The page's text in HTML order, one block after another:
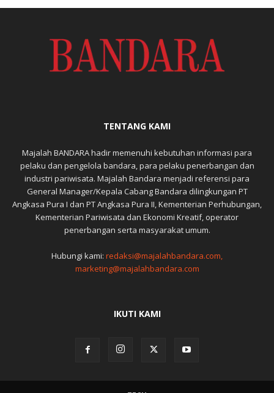
TENTANG KAMI
Majalah BANDARA hadir memenuhi kebutuhan informasi para
pelaku dan pengelola bandara, para pelaku penerbangan dan
industri pariwisata. Majalah Bandara menjadi referensi para
General Manager/Kepala Cabang Bandara dilingkungan PT
Angkasa Pura I dan PT Angkasa Pura II, Kementerian Perhubungan,
Kementerian Pariwisata dan Ekonomi Kreatif, operator
penerbangan serta masyarakat umum.
Hubungi kami: redaksi@majalahbandara.com,
marketing@majalahbandara.com
IKUTI KAMI